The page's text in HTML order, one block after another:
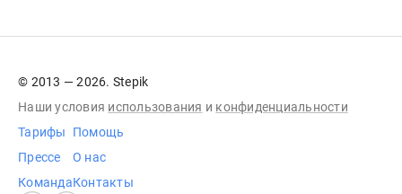
© 2013 — 2026. Stepik
Наши условия использования и конфиденциальности
Тарифы
Прессе
Команда
Помощь
О нас
Контакты